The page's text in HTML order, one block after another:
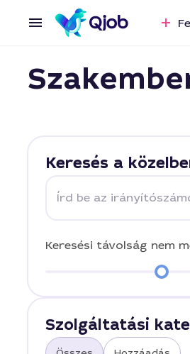
Keresés a
Írd be az
Keresési távolság nem
Szolgáltatási